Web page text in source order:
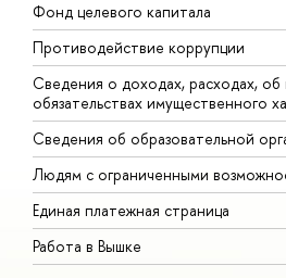
Фонд целевого капитала
Противодействие коррупции
Сведения о доходах, расходах,
обязательствах имущественного
Сведения об образовательной
Людям с ограниченными
Единая платежная страница
Работа в Вышке